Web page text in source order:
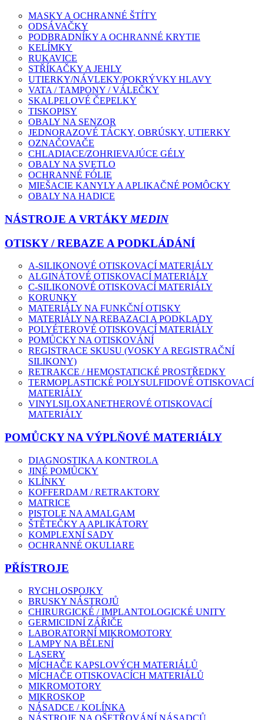
MASKY A OCHRANNÉ ŠTÍTY
ODSÁVAČKY
PODBRADNÍKY A OCHRANNÉ KRYTIE
KELÍMKY
RUKAVICE
STŘÍKAČKY A JEHLY
UTIERKY/NÁVLEKY/POKRÝVKY HLAVY
VATA / TAMPONY / VÁLEČKY
SKALPELOVÉ ČEPELKY
TISKOPISY
OBALY NA SENZOR
JEDNORAZOVÉ TÁCKY, OBRÚSKY, UTIERKY
OZNAČOVAČE
CHLADIACE/ZOHRIEVAJÚCE GÉLY
OBALY NA SVETLO
OCHRANNÉ FÓLIE
MIEŠACIE KANYLY A APLIKAČNÉ POMÔCKY
OBALY NA HADICE
NÁSTROJE A VRTÁKY MEDIN
OTISKY / REBAZE A PODKLÁDÁNÍ
A-SILIKONOVÉ OTISKOVACÍ MATERIÁLY
ALGINÁTOVÉ OTISKOVACÍ MATERIÁLY
C-SILIKONOVÉ OTISKOVACÍ MATERIÁLY
KORUNKY
MATERIÁLY NA FUNKČNÍ OTISKY
MATERIÁLY NA REBAZACI A PODKLADY
POLYÉTEROVÉ OTISKOVACÍ MATERIÁLY
POMŮCKY NA OTISKOVÁNÍ
REGISTRACE SKUSU (VOSKY A REGISTRAČNÍ
SILIKONY)
RETRAKCE / HEMOSTATICKÉ PROSTŘEDKY
TERMOPLASTICKÉ POLYSULFIDOVÉ OTISKOVACÍ
MATERIÁLY
VINYLSILOXANETHEROVÉ OTISKOVACÍ
MATERIÁLY
POMŮCKY NA VÝPLŇOVÉ MATERIÁLY
DIAGNOSTIKA A KONTROLA
JINÉ POMŮCKY
KLÍNKY
KOFFERDAM / RETRAKTORY
MATRICE
PISTOLE NA AMALGAM
ŠTĚTEČKY A APLIKÁTORY
KOMPLEXNÍ SADY
OCHRANNÉ OKULIARE
PŘÍSTROJE
RYCHLOSPOJKY
BRUSKY NÁSTROJŮ
CHIRURGICKÉ / IMPLANTOLOGICKÉ UNITY
GERMICIDNÍ ZÁŘIČE
LABORATORNÍ MIKROMOTORY
LAMPY NA BĚLENÍ
LASERY
MÍCHAČE KAPSLOVÝCH MATERIÁLŮ
MÍCHAČE OTISKOVACÍCH MATERIÁLŮ
MIKROMOTORY
MIKROSKOP
NÁSADCE / KOLÍNKA